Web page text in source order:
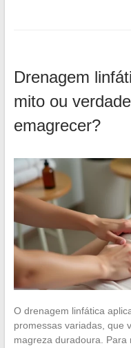
Drenagem
mito ou
emagrecer?
O drenagem linfática
promessas variadas, que
magreza duradoura.